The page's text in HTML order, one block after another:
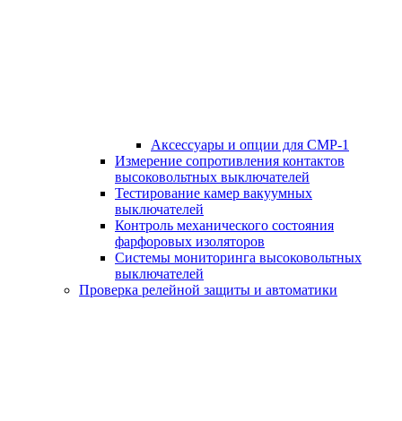
Аксессуары и опции для СМР-1
Измерение сопротивления контактов
высоковольтных выключателей
Тестирование камер вакуумных
выключателей
Контроль механического состояния
фарфоровых изоляторов
Системы мониторинга высоковольтных
выключателей
Проверка релейной защиты и автоматики